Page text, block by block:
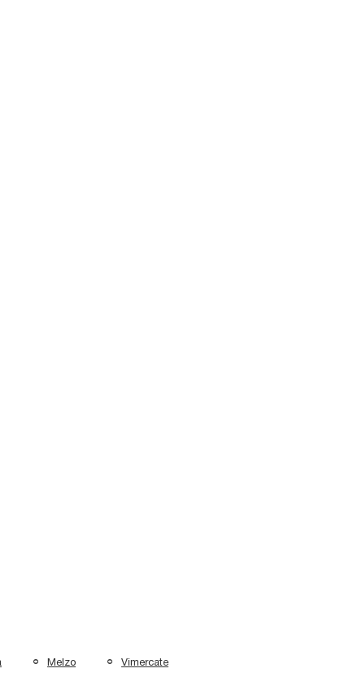
Melzo Vimercate